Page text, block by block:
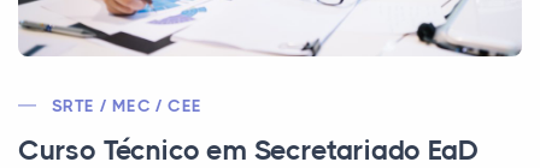
SRTE / MEC / CEE
Curso Técnico em Secretariado EaD